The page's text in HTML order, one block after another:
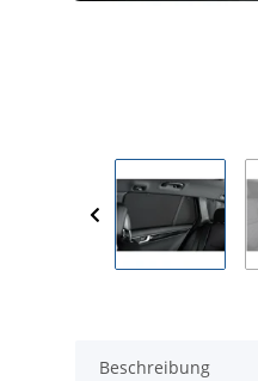
Beschreibung